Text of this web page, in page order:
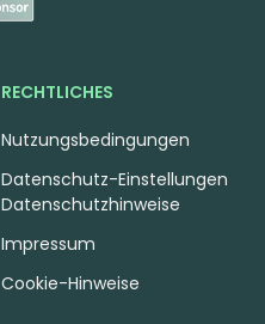
RECHTLICHES
Nutzungsbedingungen
Datenschutzhinweise
Impressum
Cookie-Hinweise
Datenschutz-Einstellungen